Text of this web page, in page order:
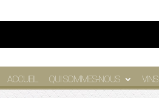
ACCUEIL QUI SOMMES-NOUS VINS